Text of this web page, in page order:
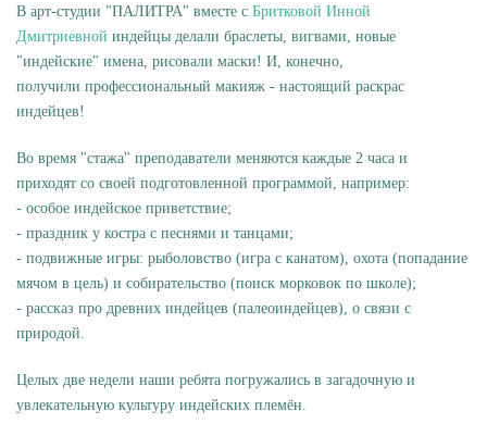
В арт-студии "ПАЛИТРА" вместе с Бритковой Инной
Дмитриевной индейцы делали браслеты, вигвами, новые
"индейские" имена, рисовали маски! И, конечно,
получили профессиональный макияж - настоящий раскрас
индейцев!
Во время "стажа" преподаватели меняются каждые 2 часа и
приходят со своей подготовленной программой, например:
- особое индейское приветствие;
- праздник у костра с песнями и танцами;
- подвижные игры: рыболовство (игра с канатом), охота (попадание
мячом в цель) и собирательство (поиск морковок по школе);
- рассказ про древних индейцев (палеоиндейцев), о связи с
природой.
Целых две недели наши ребята погружались в загадочную и
увлекательную культуру индейских племён.